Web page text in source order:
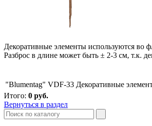
Декоративные элементы используются во
Разброс в длине может быть ± 2-3 см, т.к.
"Blumentag" VDF-33 Декоративные
Итого: 0 руб.
Вернуться в раздел